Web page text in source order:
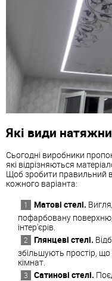
Які види
Сьогодні виробники
які відрізняються
Щоб зробити правильний
кожного варіанта:
Матові стелі.
пофарбовану
інтер'єрів.
Глянцеві стелі.
збільшують простір,
кімнат.
Сатинові стелі.